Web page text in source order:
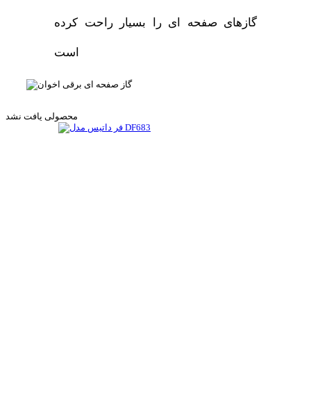
گازهای صفحه ای را بسیار راحت کرده
است
محصولی یافت نشد